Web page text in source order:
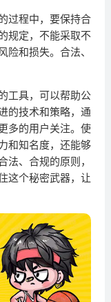
过程中，要保持合
规定，不能采取不
险和损失。合法、
工具，可以帮助公
的技术和策略，通
多的用户关注。使
和知名度，还能够
法、合规的原则，
这个秘密武器，让